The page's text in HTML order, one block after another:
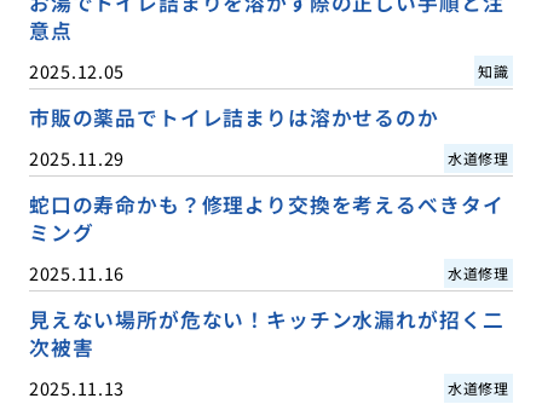
意点
2025.12.05 知識
市販の薬品でトイレ詰まりは溶かせるのか
2025.11.29 水道修理
蛇口の寿命かも？修理より交換を考えるべきタイ
ミング
2025.11.16 水道修理
見えない場所が危ない！キッチン水漏れが招く二
次被害
2025.11.13 水道修理